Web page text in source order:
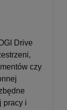
Drive
czy
pracy i